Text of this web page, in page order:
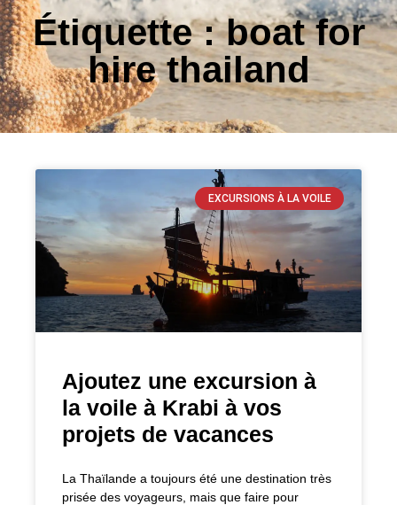
Étiquette : boat for
hire thailand
EXCURSIONS À LA VOILE
Ajoutez une excursion à
la voile à Krabi à vos
projets de vacances
La Thaïlande a toujours été une destination très
prisée des voyageurs, mais que faire pour